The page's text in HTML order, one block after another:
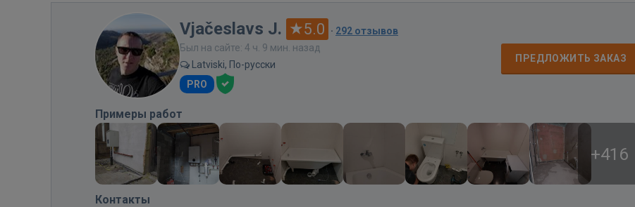
Vjačeslavs J. 5.0 · 292 отзывов
Был на сайте: 4 ч. 9 мин. назад
Latviski, По-русски
PRO
ПРЕДЛОЖИТЬ ЗАКАЗ
Примеры работ
+416
Контакты